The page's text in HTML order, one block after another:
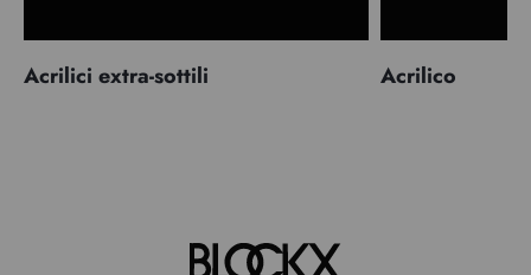
Acrilici extra-sottili Acrilico